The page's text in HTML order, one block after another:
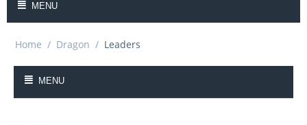
MENU
Home / Dragon / Leaders
MENU